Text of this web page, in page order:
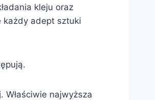
kleju oraz
każdy adept sztuki
najwyższa